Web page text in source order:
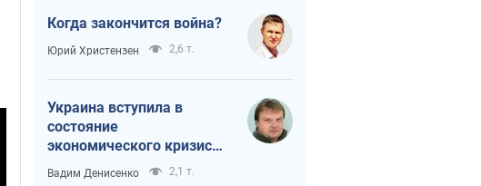
Когда закончится война?
Юрий Христензен 2,6 т.
Украина вступила в
состояние
экономического кризиса.
Есть ли свет в конце
Вадим Денисенко 2,1 т.